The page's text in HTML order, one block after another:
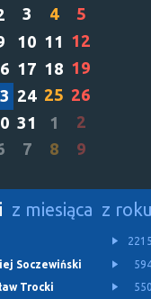
3 4
5
10 11 12
17 18 19
24 25 26
31 1
2
7 8 9
z miesiąca z
Soczewiński
Trocki